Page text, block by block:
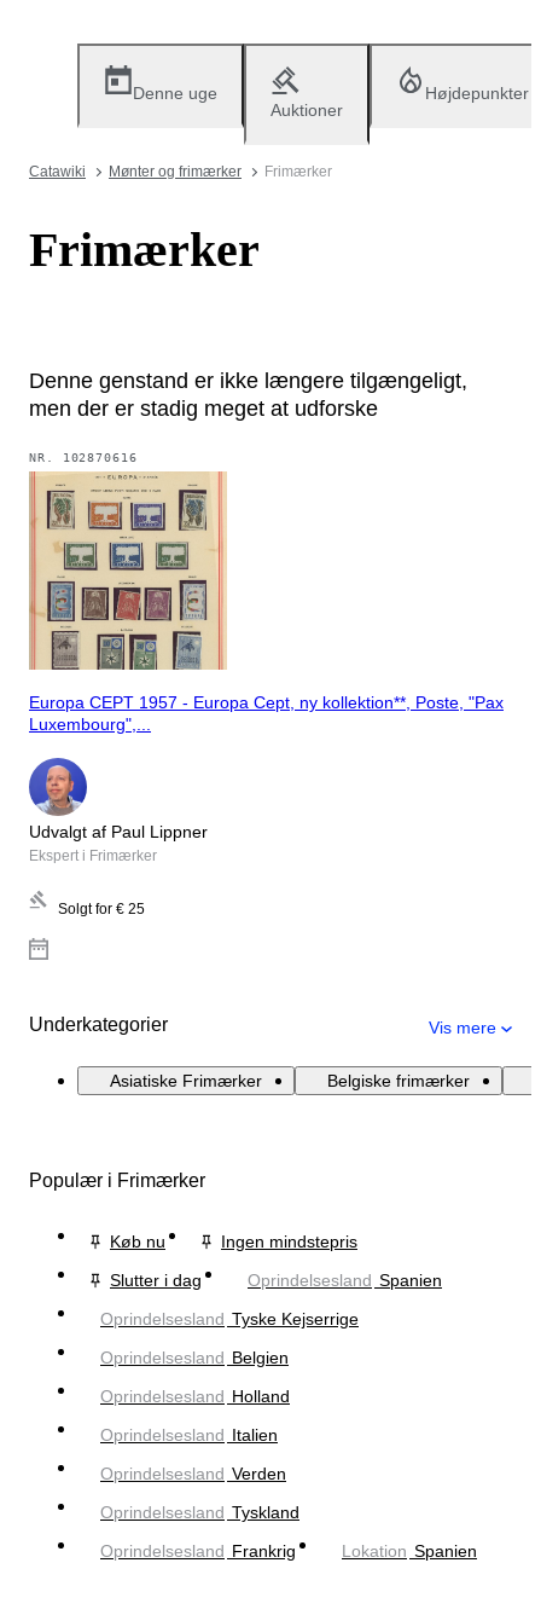
Denne uge
Auktioner
Højdepunkter
Catawiki Mønter og frimærker Frimærker
Frimærker
Denne genstand er ikke længere tilgængeligt,
men der er stadig meget at udforske
NR. 102870616
Europa CEPT 1957 - Europa Cept, ny kollektion**, Poste, "Pax
Luxembourg",...
Udvalgt af Paul Lippner
Ekspert i Frimærker
Solgt for € 25
Underkategorier Vis mere
Asiatiske Frimærker Belgiske frimærker
Populær i Frimærker
Køb nu
Ingen mindstepris
Slutter i dag
Oprindelsesland Spanien
Oprindelsesland Tyske Kejserrige
Oprindelsesland Belgien
Oprindelsesland Holland
Oprindelsesland Italien
Oprindelsesland Verden
Oprindelsesland Tyskland
Oprindelsesland Frankrig Lokation Spanien